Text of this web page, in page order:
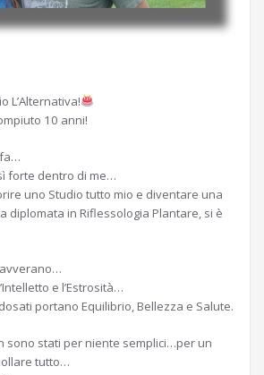
L’Alternativa!
10 anni!
forte dentro di me…
uno Studio tutto mio e diventare una
diplomata in Riflessologia Plantare, si è
avverano…
e l’Estrosità…
portano Equilibrio, Bellezza e Salute.
sono stati per niente semplici…per un
tutto…